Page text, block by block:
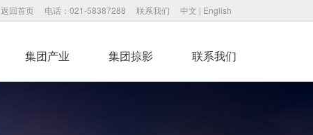
中文 | English
联系我们
电话：021-58387288
返回首页
集团产业 集团掠影 联系我们